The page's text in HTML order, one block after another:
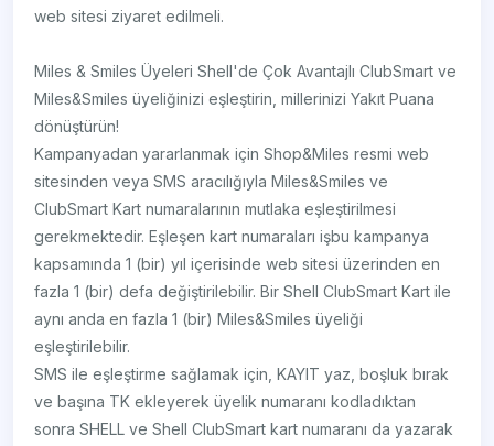
web sitesi ziyaret edilmeli.
Miles & Smiles Üyeleri Shell'de Çok Avantajlı ClubSmart ve
Miles&Smiles üyeliğinizi eşleştirin, millerinizi Yakıt Puana
dönüştürün!
Kampanyadan yararlanmak için Shop&Miles resmi web
sitesinden veya SMS aracılığıyla Miles&Smiles ve
ClubSmart Kart numaralarının mutlaka eşleştirilmesi
gerekmektedir. Eşleşen kart numaraları işbu kampanya
kapsamında 1 (bir) yıl içerisinde web sitesi üzerinden en
fazla 1 (bir) defa değiştirilebilir. Bir Shell ClubSmart Kart ile
aynı anda en fazla 1 (bir) Miles&Smiles üyeliği
eşleştirilebilir.
SMS ile eşleştirme sağlamak için, KAYIT yaz, boşluk bırak
ve başına TK ekleyerek üyelik numaranı kodladıktan
sonra SHELL ve Shell ClubSmart kart numaranı da yazarak